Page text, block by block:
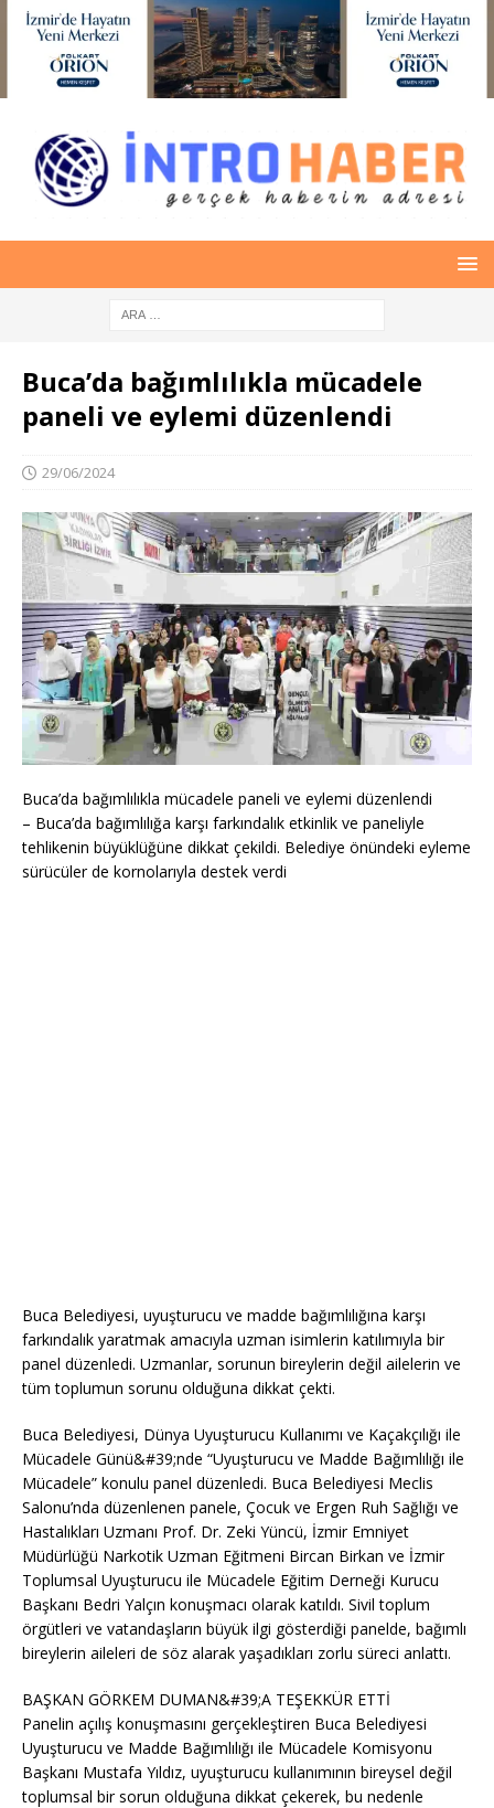
Buca’da bağımlılıkla mücadele
paneli ve eylemi düzenlendi
29/06/2024
Buca’da bağımlılıkla mücadele paneli ve eylemi düzenlendi
– Buca’da bağımlılığa karşı farkındalık etkinlik ve paneliyle
tehlikenin büyüklüğüne dikkat çekildi. Belediye önündeki eyleme
sürücüler de kornolarıyla destek verdi
Buca Belediyesi, uyuşturucu ve madde bağımlılığına karşı
farkındalık yaratmak amacıyla uzman isimlerin katılımıyla bir
panel düzenledi. Uzmanlar, sorunun bireylerin değil ailelerin ve
tüm toplumun sorunu olduğuna dikkat çekti.
Buca Belediyesi, Dünya Uyuşturucu Kullanımı ve Kaçakçılığı ile
Mücadele Günü&#39;nde “Uyuşturucu ve Madde Bağımlılığı ile
Mücadele” konulu panel düzenledi. Buca Belediyesi Meclis
Salonu’nda düzenlenen panele, Çocuk ve Ergen Ruh Sağlığı ve
Hastalıkları Uzmanı Prof. Dr. Zeki Yüncü, İzmir Emniyet
Müdürlüğü Narkotik Uzman Eğitmeni Bircan Birkan ve İzmir
Toplumsal Uyuşturucu ile Mücadele Eğitim Derneği Kurucu
Başkanı Bedri Yalçın konuşmacı olarak katıldı. Sivil toplum
örgütleri ve vatandaşların büyük ilgi gösterdiği panelde, bağımlı
bireylerin aileleri de söz alarak yaşadıkları zorlu süreci anlattı.
BAŞKAN GÖRKEM DUMAN&#39;A TEŞEKKÜR ETTİ
Panelin açılış konuşmasını gerçekleştiren Buca Belediyesi
Uyuşturucu ve Madde Bağımlılığı ile Mücadele Komisyonu
Başkanı Mustafa Yıldız, uyuşturucu kullanımının bireysel değil
toplumsal bir sorun olduğuna dikkat çekerek, bu nedenle